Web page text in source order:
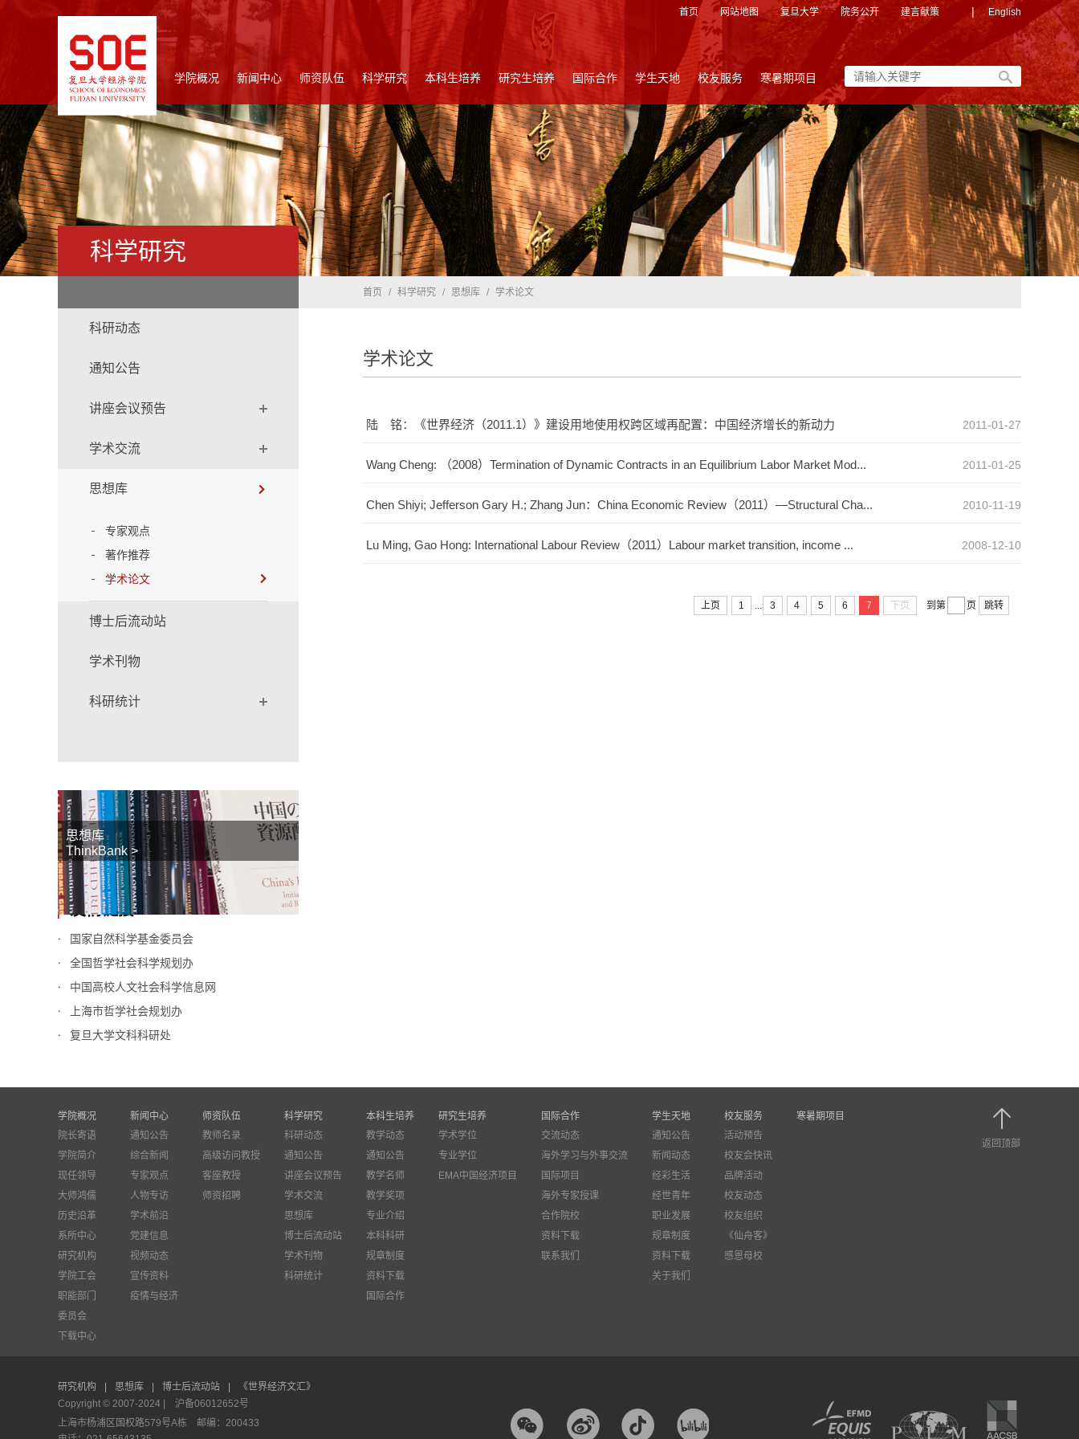
首页 网站地图 复旦大学 院务公开 建言献策 | English
学院概况 新闻中心 师资队伍 科学研究 本科生培养 研究生培养 国际合作 学生天地 校友服务 寒暑期项目
科学研究
科研动态
通知公告
讲座会议预告
学术交流
思想库
专家观点
著作推荐
学术论文
博士后流动站
学术刊物
科研统计
思想库
ThinkBank >
友情链接
国家自然科学基金委员会
全国哲学社会科学规划办
中国高校人文社会科学信息网
上海市哲学社会规划办
复旦大学文科科研处
首页 / 科学研究 / 思想库 / 学术论文
学术论文
2011-01-27
陆 铭：《世界经济（2011.1）》建设用地使用权跨区域再配置：中国经济增长的新动力
2011-01-25
Wang Cheng: （2008）Termination of Dynamic Contracts in an Equilibrium Labor Market Mod...
2010-11-19
Chen Shiyi; Jefferson Gary H.; Zhang Jun：China Economic Review（2011）—Structural Cha...
2008-12-10
Lu Ming, Gao Hong: International Labour Review（2011）Labour market transition, income ...
上页 1 3 4 5 6 7 下页 到第 页 跳转
学院概况
院长寄语
学院简介
现任领导
大师鸿儒
历史沿革
系所中心
研究机构
学院工会
职能部门
委员会
下载中心
新闻中心
通知公告
综合新闻
专家观点
人物专访
学术前沿
党建信息
视频动态
宣传资料
疫情与经济
师资队伍
教师名录
高级访问教授
客座教授
师资招聘
科学研究
科研动态
通知公告
讲座会议预告
学术交流
思想库
博士后流动站
学术刊物
科研统计
本科生培养
教学动态
通知公告
教学名师
教学奖项
专业介绍
本科科研
规章制度
资料下载
国际合作
研究生培养
学术学位
专业学位
EMA中国经济项目
国际合作
交流动态
海外学习与外事交流
国际项目
海外专家授课
合作院校
资料下载
联系我们
学生天地
通知公告
新闻动态
经彩生活
经世青年
职业发展
规章制度
资料下载
关于我们
校友服务
活动预告
校友会快讯
品牌活动
校友动态
校友组织
《仙舟客》
感恩母校
寒暑期项目
返回顶部
研究机构 思想库 博士后流动站
《世界经济文汇》
Copyright © 2007-2024 | 沪备06012652号
上海市杨浦区国权路579号A栋 邮编：200433